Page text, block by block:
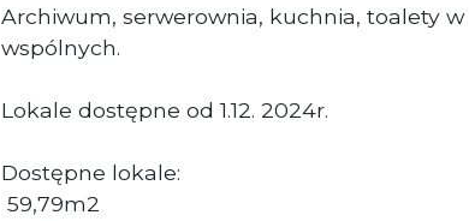
Archiwum, serwerownia, kuchnia, toalety w
wspólnych.
Lokale dostępne od 1.12. 2024r.
Dostępne lokale:
59,79m2